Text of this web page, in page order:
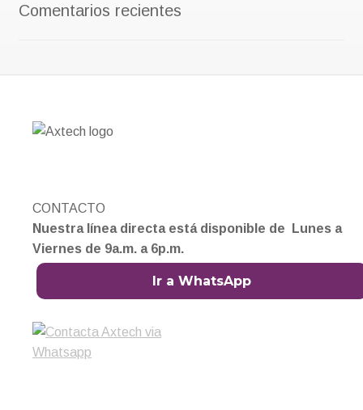
Comentarios recientes
CONTACTO
Nuestra línea directa está disponible de Lunes a
Viernes de 9a.m. a 6p.m.
Ir a WhatsApp